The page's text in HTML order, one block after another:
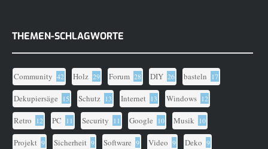
THEMEN-SCHLAGWORTE
Community 42 Holz 29 Forum 28 DIY 26 basteln 17
Dekupiersäge 15 Schutz 13 Internet 13 Windows 12
Retro 12 PC 11 Security 11 Google 10 Musik 10
Projekt 9 Sicherheit 9 Software 9 Video 9 Deko 9